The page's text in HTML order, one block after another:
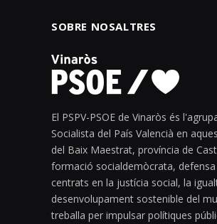
SOBRE NOSALTRES
El PSPV-PSOE de Vinaròs és
Socialista del País Valencià en
del Baix Maestrat, província de
formació socialdemòcrata,
centrats en la justícia social, la
desenvolupament sostenible del
treballa per impulsar polítiques